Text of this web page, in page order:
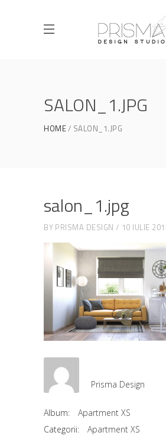
SALON_1.JPG
HOME SALON_1.JPG
salon_1.jpg
BY PRISMA DESIGN 10 IULIE
Prisma Design
Album:
Apartment XS
Categorii:
Apartment XS